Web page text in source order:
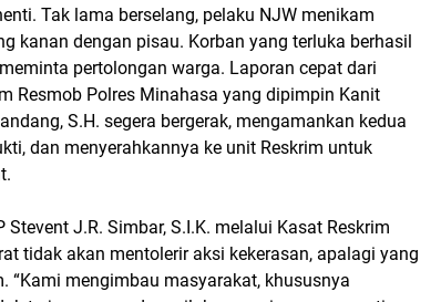
Tak lama berselang, pelaku NJW menikam
kanan dengan pisau. Korban yang terluka berhasil
pertolongan warga. Laporan cepat dari
Resmob Polres Minahasa yang dipimpin Kanit
S.H. segera bergerak, mengamankan kedua
dan menyerahkannya ke unit Reskrim untuk
Stevent J.R. Simbar, S.I.K. melalui Kasat Reskrim
tidak akan mentolerir aksi kekerasan, apalagi yang
“Kami mengimbau masyarakat, khususnya